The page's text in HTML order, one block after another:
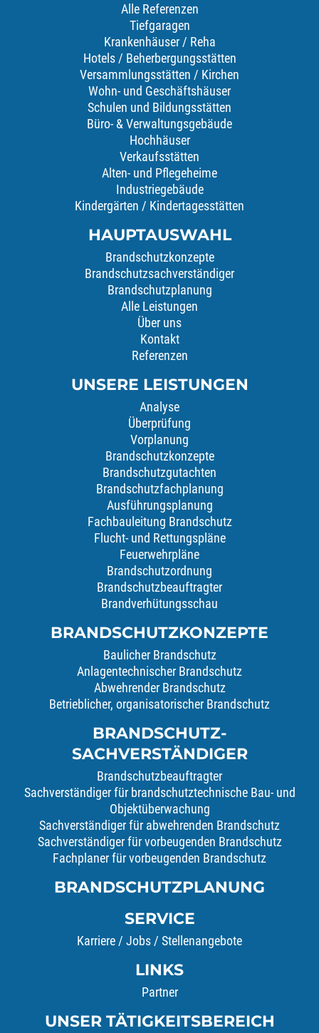
Alle Referenzen
Tiefgaragen
Krankenhäuser / Reha
Hotels / Beherbergungsstätten
Versammlungsstätten / Kirchen
Wohn- und Geschäftshäuser
Schulen und Bildungsstätten
Büro- & Verwaltungsgebäude
Hochhäuser
Verkaufsstätten
Alten- und Pflegeheime
Industriegebäude
Kindergärten / Kindertagesstätten
HAUPTAUSWAHL
Brandschutzkonzepte
Brandschutzsachverständiger
Brandschutzplanung
Alle Leistungen
Über uns
Kontakt
Referenzen
UNSERE LEISTUNGEN
Analyse
Überprüfung
Vorplanung
Brandschutzkonzepte
Brandschutzgutachten
Brandschutzfachplanung
Ausführungsplanung
Fachbauleitung Brandschutz
Flucht- und Rettungspläne
Feuerwehrpläne
Brandschutzordnung
Brandschutzbeauftragter
Brandverhütungsschau
BRANDSCHUTZKONZEPTE
Baulicher Brandschutz
Anlagentechnischer Brandschutz
Abwehrender Brandschutz
Betrieblicher, organisatorischer Brandschutz
BRANDSCHUTZ-
SACHVERSTÄNDIGER
Brandschutzbeauftragter
Sachverständiger für brandschutztechnische Bau- und
Objektüberwachung
Sachverständiger für abwehrenden Brandschutz
Sachverständiger für vorbeugenden Brandschutz
Fachplaner für vorbeugenden Brandschutz
BRANDSCHUTZPLANUNG
SERVICE
Karriere / Jobs / Stellenangebote
LINKS
Partner
UNSER TÄTIGKEITSBEREICH